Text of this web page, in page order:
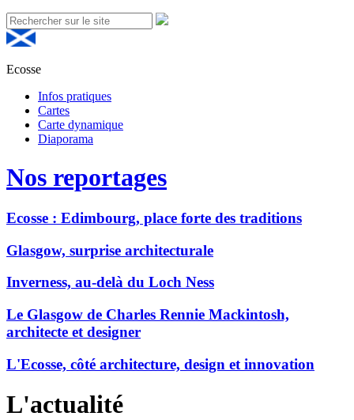
Ecosse
Infos pratiques
Cartes
Carte dynamique
Diaporama
Nos reportages
Ecosse : Edimbourg, place forte des traditions
Glasgow, surprise architecturale
Inverness, au-delà du Loch Ness
Le Glasgow de Charles Rennie Mackintosh,
architecte et designer
L'Ecosse, côté architecture, design et innovation
L'actualité